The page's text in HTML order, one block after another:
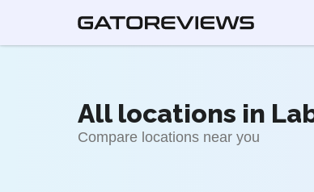
All locations in
Compare locations near you